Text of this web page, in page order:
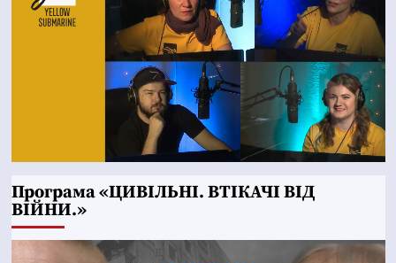
Програма «ЦИВІЛЬНІ. ВТІКАЧІ ВІД
ВІЙНИ.»